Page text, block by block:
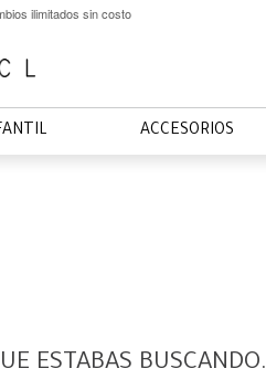
ilimitados sin costo
ACCESORIOS
ESTABAS BUSCANDO.